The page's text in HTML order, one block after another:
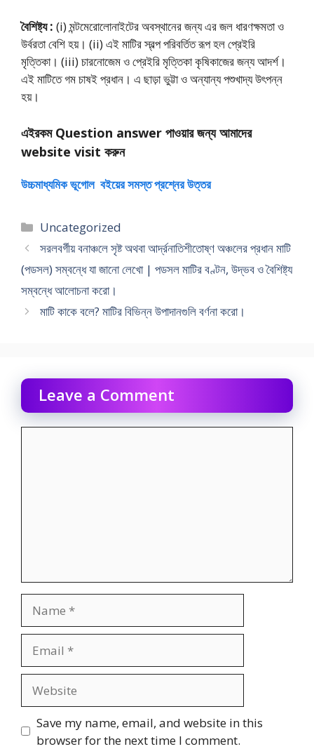
বৈশিষ্ট্য : (i) মন্টমেরােলােনাইটের অবস্থানের জন্য এর জল ধারণক্ষমতা ও
উর্বরতা বেশি হয়। (ii) এই মাটির স্বল্প পরিবর্তিত রূপ হল প্রেইরি
মৃত্তিকা। (iii) চারনােজেম ও প্রেইরি মৃত্তিকা কৃষিকাজের জন্য আদর্শ।
এই মাটিতে গম চাষই প্রধান। এ ছাড়া ভুট্টা ও অন্যান্য পশুখাদ্য উৎপন্ন
হয়।
এইরকম Question answer পাওয়ার জন্য আমাদের
website visit করুন
উচ্চমাধ্যমিক ভূগোল বইয়ের সমস্ত প্রশ্নের উত্তর
Categories
Uncategorized
সরলবর্গীয় বনাঞ্চলে সৃষ্ট অথবা আর্দ্রনাতিশীতোষ্ণ অঞ্চলের প্রধান মাটি
(পডসল) সম্বন্ধে যা জানাে লেখাে | পডসল মাটির বণ্টন, উদ্ভব ও বৈশিষ্ট্য
সম্বন্ধে আলােচনা করাে।
মাটি কাকে বলে? মাটির বিভিন্ন উপাদানগুলি বর্ণনা করাে।
Leave a Comment
Save my name, email, and website in this
browser for the next time I comment.